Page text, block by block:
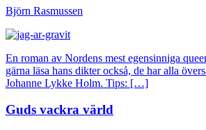
Björn Rasmussen
En roman av Nordens mest egensinniga
gärna läsa hans dikter också, de har alla
Johanne Lykke Holm. Tips: […]
Guds vackra värld